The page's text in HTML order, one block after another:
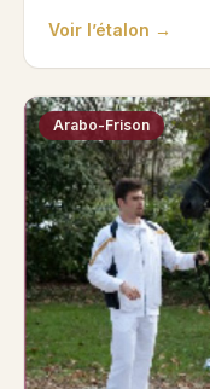
Voir l’étalon →
Arabo-Frison